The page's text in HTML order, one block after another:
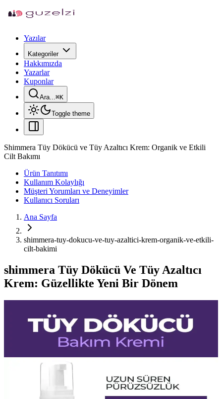
Yazılar
Kategoriler
Hakkımızda
Yazarlar
Kuponlar
Ara...⌘K
Toggle theme
Shimmera Tüy Dökücü ve Tüy Azaltıcı Krem: Organik ve Etkili
Cilt Bakımı
Ürün Tanıtımı
Kullanım Kolaylığı
Müşteri Yorumları ve Deneyimler
Kullanıcı Soruları
Ana Sayfa
shimmera-tuy-dokucu-ve-tuy-azaltici-krem-organik-ve-etkili-
cilt-bakimi
shimmera Tüy Dökücü Ve Tüy Azaltıcı
Krem: Güzellikte Yeni Bir Dönem